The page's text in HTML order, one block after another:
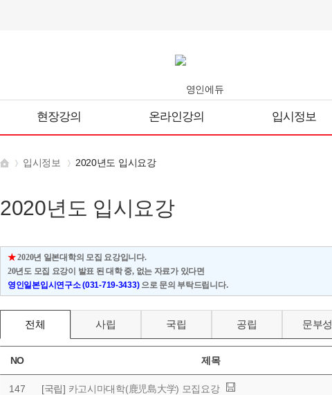
현장강의 온라인강의 입시정보
입시정보 2020년도 입시요강
2020년도 입시요강
★2020년 일본대학의 모집 요강입니다.
20년도 모집 요강이 발표 된 대학 중, 없는 자료가 있다면
영인일본입시연구소 (031-719-3433) 으로 문의 부탁드립니다.
전체 사립 국립 공립 문부성
NO 제목
147 [국립] 카고시마대학(鹿児島大学) 모집요강